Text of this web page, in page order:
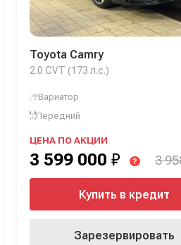
Toyota Camry
2.0 CVT (173 л.с.)
Вариатор
Передний
ЦЕНА ПО АКЦИИ
3 599 000 ₽ ? 3
Купить в кредит
Зарезервировать